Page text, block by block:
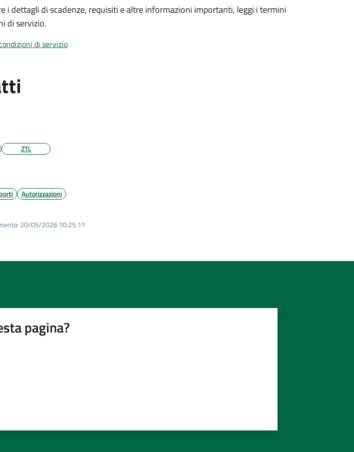
i dettagli di scadenze, requisiti e altre informazioni importanti, leggi i termini
di servizio.
di servizio
ZTL
Autorizzazioni
20/05/2026 10:25.11
pagina?